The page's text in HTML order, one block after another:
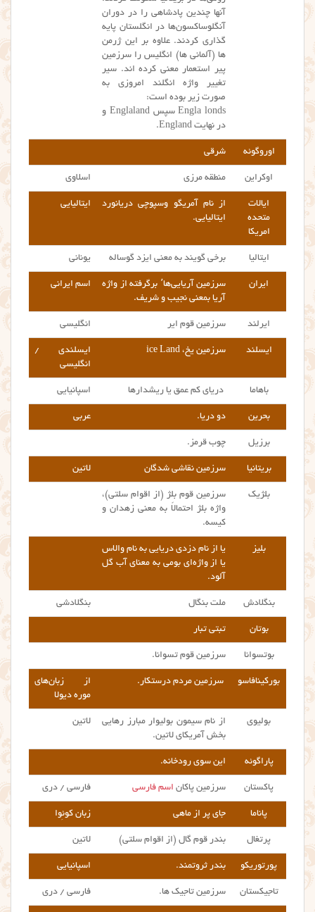
آنها چندین پادشاهی را در دوران
آنگلوساکسون‌ها در انگلستان پایه
گذاری کردند. علاوه بر این ژرمن
ها (آلمانی ها) انگلیس را سرزمین
پیر استعمار معنی کرده اند. سیر
تغییر واژه انگلند امروزی به
صورت زیر بوده است:
Engla londs سپس Englaland و
در نهایت England.
اوروگوئه شرقی
اوکراین منطقه مرزی اسلاوی
ایالات
متحده
امریکا
از نام آمریگو وسپوچی دریانورد
ایتالیایی.
ایتالیایی
ایتالیا برخی گویند به معنی ایزد گوساله یونانی
ایران
سرزمین آریایی‌ها٬ برگرفته از واژه
آریا بمعنی نجیب و شریف.
اسم ایرانی
ایرلند سرزمین قوم ایر انگلیسی
ایسلند سرزمین یخ، ice Land
ایسلندی /
انگلیسی
باهاما دریای کم عمق یا ریشدارها اسپانیایی
بحرین دو دریا. عربی
برزیل چوب قرمز.
بریتانیا سرزمین نقاشی شدگان لاتین
بلژیک
سرزمین قوم بلژ (از اقوام سلتی)،
واژه بلژ احتمالاً به معنی زهدان و
کیسه.
بلیز
یا از نام دزدی دریایی به نام والاس
یا از واژه‌ای بومی به معنای آب گل
آلود.
بنگلادش ملت بنگال بنگلادشی
بوتان تبتی تبار
بوتسوانا سرزمین قوم تسوانا.
بورکینافاسو سرزمین مردم درستکار.
از زبان‌های
موره دیولا
بولیوی
از نام سیمون بولیوار مبارز رهایی
بخش آمریکای لاتین.
لاتین
پاراگوئه این سوی رودخانه.
پاکستان سرزمین پاکان اسم فارسی فارسی / دری
پاناما جای پر از ماهی زبان کوئِوا
پرتغال بندر قوم گال (از اقوام سلتی) لاتین
پورتوریکو بندر ثروتمند. اسپانیایی
تاجیکستان سرزمین تاجیک ها. فارسی / دری